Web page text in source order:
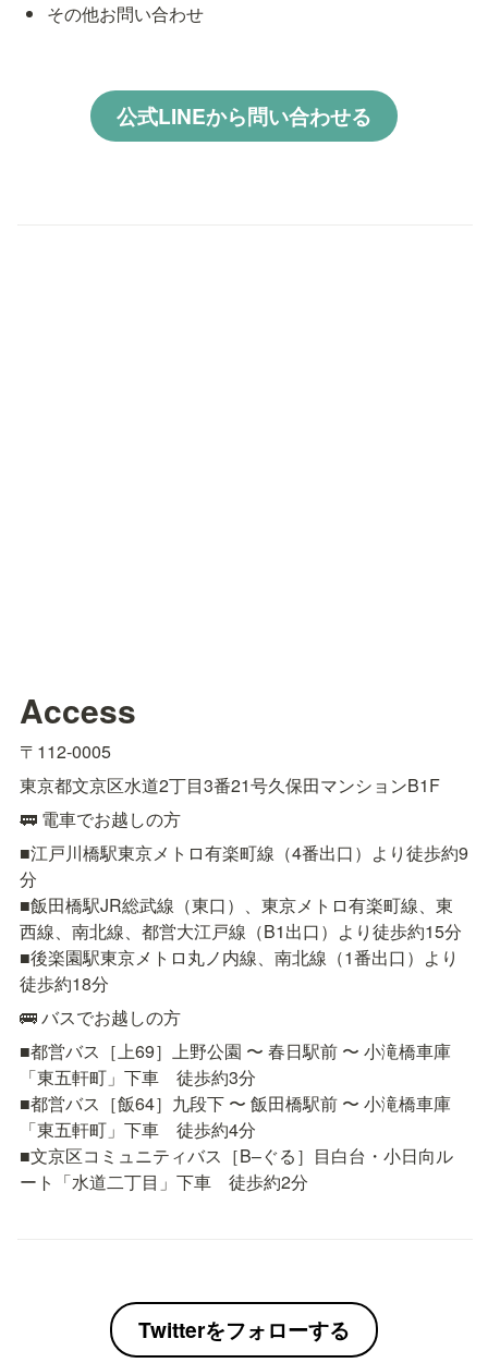
その他お問い合わせ
公式LINEから問い合わせる
Access
〒112-0005
東京都文京区水道2丁目3番21号久保田マンションB1F
🚃 電車でお越しの方
■江戸川橋駅東京メトロ有楽町線（4番出口）より徒歩約9
分
■飯田橋駅JR総武線（東口）、東京メトロ有楽町線、東
西線、南北線、都営大江戸線（B1出口）より徒歩約15分
■後楽園駅東京メトロ丸ノ内線、南北線（1番出口）より
徒歩約18分
🚌 バスでお越しの方
■都営バス［上69］上野公園 〜 春日駅前 〜 小滝橋車庫
「東五軒町」下車　徒歩約3分
■都営バス［飯64］九段下 〜 飯田橋駅前 〜 小滝橋車庫
「東五軒町」下車　徒歩約4分
■文京区コミュニティバス［B–ぐる］目白台・小日向ル
ート「水道二丁目」下車　徒歩約2分
Twitterをフォローする